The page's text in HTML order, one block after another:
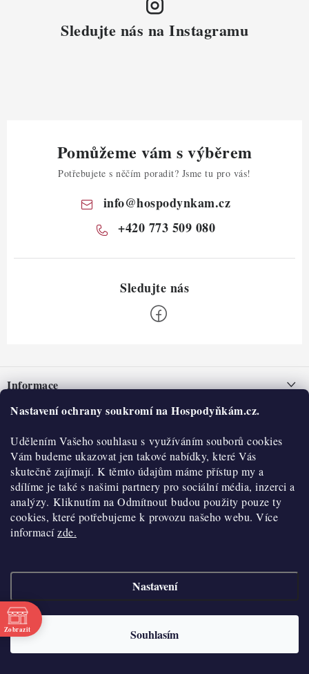
Nastavení ochrany soukromí na Hospodyňkám.cz.
Udělením Vašeho souhlasu s využíváním souborů cookies
Vám budeme ukazovat jen takové nabídky, které Vás
skutečně zajímají. K těmto údajům máme přístup my a
sdílíme je také s našimi partnery pro sociální média, inzerci a
analýzy. Kliknutím na Odmítnout budou použity pouze ty
cookies, které potřebujeme k provozu našeho webu. Více
informacízde.
Nastavení
Souhlasím
Sledujte nás na Instagramu
Pomůžeme vám s výběrem
Potřebujete s něčím poradit? Jsme tu pro vás!
info@hospodynkam.cz
+420 773 509 080
pInformace
Nepřevzetí zásilky na dobírku
Obchodní podmínky
Hodnocení obchodu
Blog
Moje objednávka
O nás
Historie
Kontakty
O nákupu
Reklamace a vratky
Výdejní místa
Velkoobchod
Doprava a platba
Vytvořil Shoptet
Copyright 2026
cookies
Zobrazit